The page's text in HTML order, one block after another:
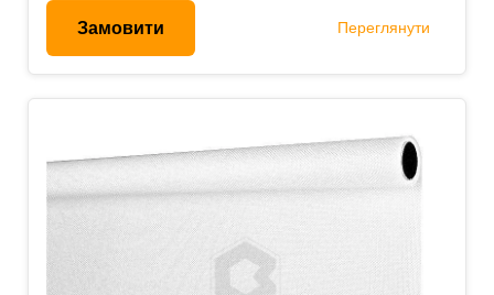
Замовити Переглянути